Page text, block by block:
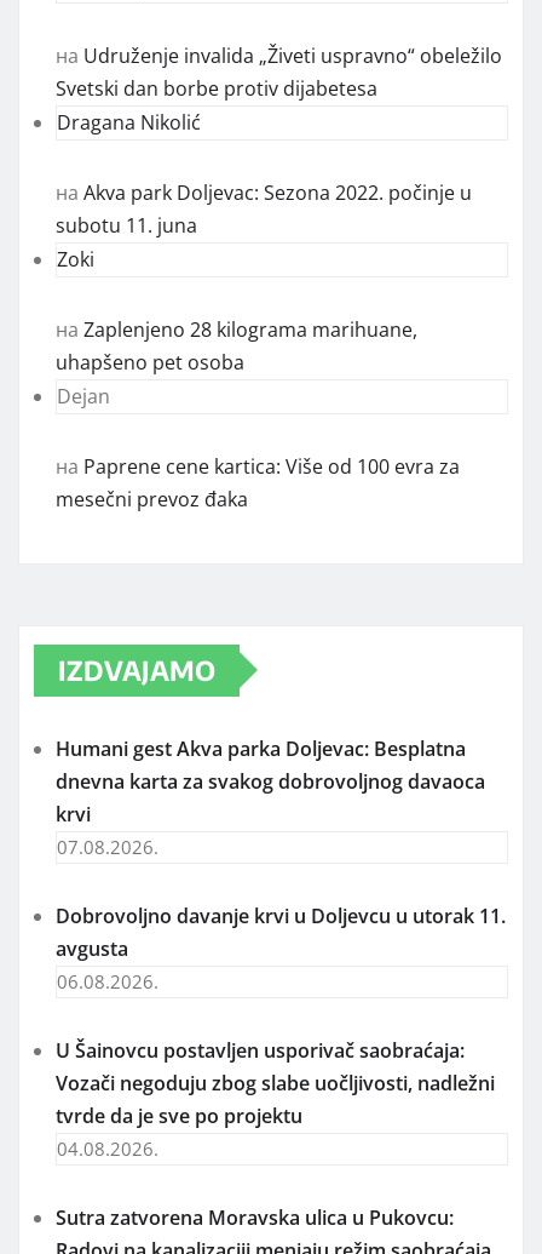
на Udruženje invalida „Živeti uspravno“ obeležilo
Svetski dan borbe protiv dijabetesa
Dragana Nikolić
на Akva park Doljevac: Sezona 2022. počinje u
subotu 11. juna
Zoki
на Zaplenjeno 28 kilograma marihuane,
uhapšeno pet osoba
Dejan
на Paprene cene kartica: Više od 100 evra za
mesečni prevoz đaka
IZDVAJAMO
Humani gest Akva parka Doljevac: Besplatna
dnevna karta za svakog dobrovoljnog davaoca
krvi
07.08.2026.
Dobrovoljno davanje krvi u Doljevcu u utorak 11.
avgusta
06.08.2026.
U Šainovcu postavljen usporivač saobraćaja:
Vozači negoduju zbog slabe uočljivosti, nadležni
tvrde da je sve po projektu
04.08.2026.
Sutra zatvorena Moravska ulica u Pukovcu: